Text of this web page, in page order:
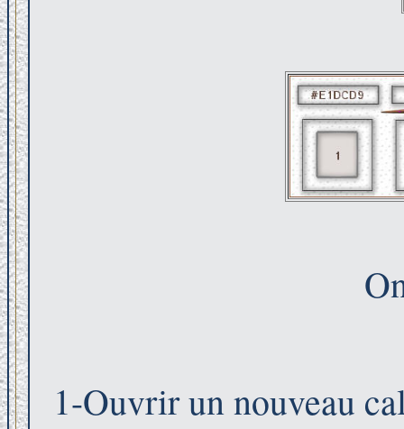
1-Ouvrir un nouveau